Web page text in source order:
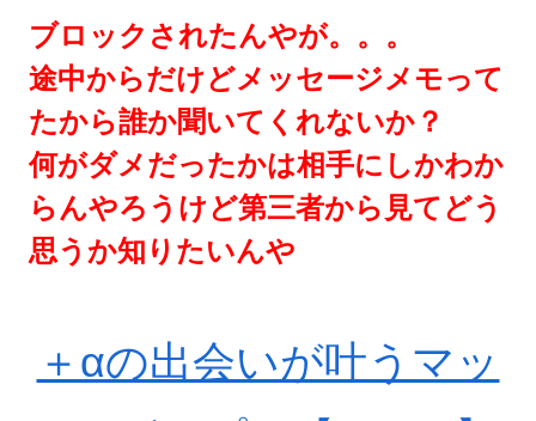
ブロックされたんやが。。。
途中からだけどメッセージメモって
たから誰か聞いてくれないか？
何がダメだったかは相手にしかわか
らんやろうけど第三者から見てどう
思うか知りたいんや
＋αの出会いが叶うマッ